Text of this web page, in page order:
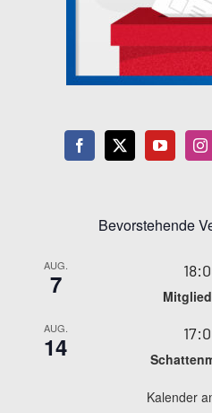
Bevorstehende
AUG.
7
AUG.
14
Kalender